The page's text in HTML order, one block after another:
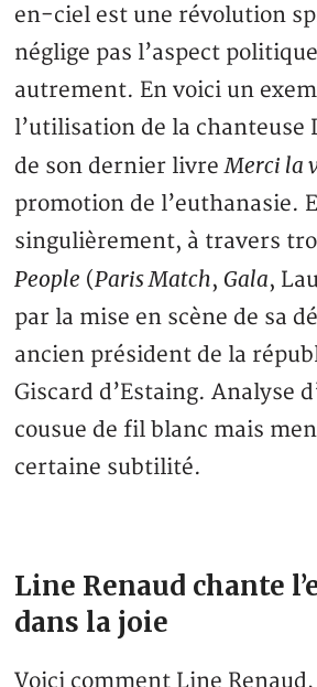
en-ciel est une révolution
néglige pas l’aspect
autrement. En voici un
l’utilisation de la chanteuse
de son dernier livreMerci la
promotion de l’euthanasie.
singulièrement, à travers
People (Paris Match, Gala,
par la mise en scène de sa
ancien président de la
Giscard d’Estaing. Analyse
cousue de fil blanc mais
certaine subtilité.
Line Renaud chante
dans la joie